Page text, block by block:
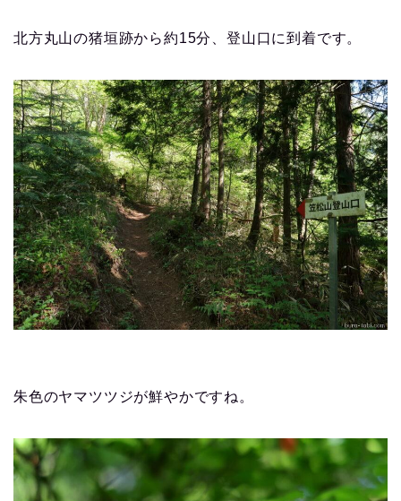
北方丸山の猪垣跡から約15分、登山口に到着です。
朱色のヤマツツジが鮮やかですね。